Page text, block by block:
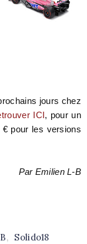
jours chez
ICI, pour un
pour les versions
Par Emilien L-B
, Solido18